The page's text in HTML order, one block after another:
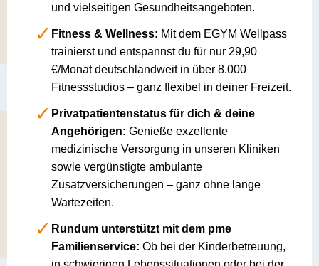
und vielseitigen Gesundheitsangeboten.
Fitness & Wellness: Mit dem EGYM Wellpass
trainierst und entspannst du für nur 29,90
€/Monat deutschlandweit in über 8.000
Fitnessstudios – ganz flexibel in deiner Freizeit.
Privatpatientenstatus für dich & deine
Angehörigen: Genieße exzellente
medizinische Versorgung in unseren Kliniken
sowie vergünstigte ambulante
Zusatzversicherungen – ganz ohne lange
Wartezeiten.
Rundum unterstützt mit dem pme
Familienservice: Ob bei der Kinderbetreuung,